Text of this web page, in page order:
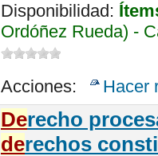
Disponibilidad:
Ordóñez Rueda) -
Acciones: Hacer
Derecho
derechos